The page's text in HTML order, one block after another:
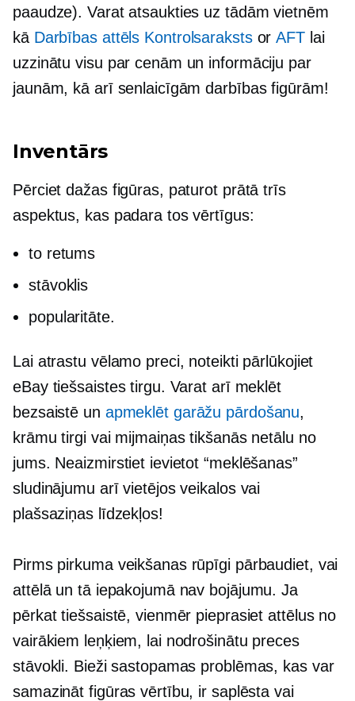
paaudze). Varat atsaukties uz tādām vietnēm
kā Darbības attēls KontrolsarakstsorAFTlai
uzzinātu visu par cenām un informāciju par
jaunām, kā arī senlaicīgām darbības figūrām!
Inventārs
Pērciet dažas figūras, paturot prātā trīs
aspektus, kas padara tos vērtīgus:
to retums
stāvoklis
popularitāte.
Lai atrastu vēlamo preci, noteikti pārlūkojiet
eBay tiešsaistes tirgu. Varat arī meklēt
bezsaistē un apmeklēt garāžu pārdošanu,
krāmu tirgi vai mijmaiņas tikšanās netālu no
jums. Neaizmirstiet ievietot “meklēšanas”
sludinājumu arī vietējos veikalos vai
plašsaziņas līdzekļos!
Pirms pirkuma veikšanas rūpīgi pārbaudiet, vai
attēlā un tā iepakojumā nav bojājumu. Ja
pērkat tiešsaistē, vienmēr pieprasiet attēlus no
vairākiem leņķiem, lai nodrošinātu preces
stāvokli. Bieži sastopamas problēmas, kas var
samazināt figūras vērtību, ir saplēsta vai